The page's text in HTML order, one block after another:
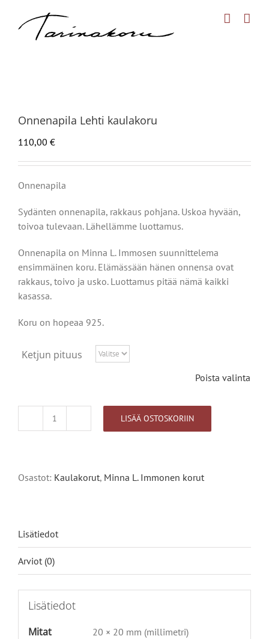
Onnenapila Lehti kaulakoru
110,00 €
Onnenapila
Sydänten onnenapila, rakkaus pohjana. Uskoa hyvään,
toivoa tulevaan. Lähellämme luottamus.
Onnenapila on Minna L. Immosen suunnittelema
ensimmäinen koru. Elämässään hänen onnensa ovat
rakkaus, toivo ja usko. Luottamus pitää nämä kaikki
kasassa.
Koru on hopeaa 925.
Ketjun pituus
Poista valinta
Onnenapila
LISÄÄ OSTOSKORIIN
Osastot: Kaulakorut, Minna L. Immonen korut
Lisätiedot
Arviot (0)
Lisätiedot
Mitat 20 × 20 mm (millimetri)